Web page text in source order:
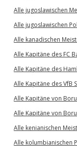
Alle jugoslawischen
Alle jugoslawischen
Alle kanadischen
Alle Kapitäne des FC
Alle Kapitäne des
Alle Kapitäne des VfB
Alle Kapitäne von
Alle Kapitäne von
Alle kenianischen
Alle kolumbianischen